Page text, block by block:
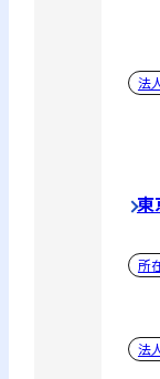
法
東
所
法